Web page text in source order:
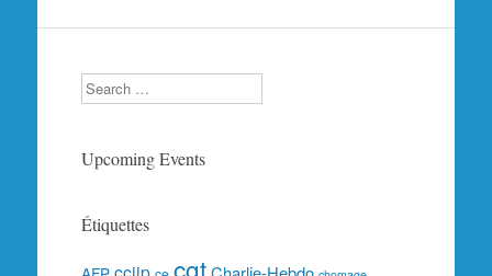
Search
Upcoming Events
Étiquettes
cgt